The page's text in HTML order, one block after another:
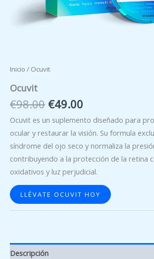
Inicio / Ocuvit
Ocuvit
€98.00 El
precio
original
era:
€98.00.
€49.00
precio
actual
es:
€49.00.
Ocuvit es un suplemento diseñado para
ocular y restaurar la visión. Su formula
síndrome del ojo seco y normaliza la
contribuyendo a la protección de la retina
oxidativos y luz perjudicial.
LLÉVATE OCUVIT HOY
Descripción